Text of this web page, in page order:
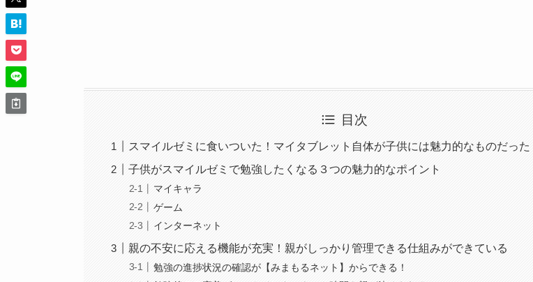
目次
スマイルゼミに食いついた！マイタブレット自体が子供には魅力的なものだった
子供がスマイルゼミで勉強したくなる３つの魅力的なポイント
マイキャラ
ゲーム
インターネット
親の不安に応える機能が充実！親がしっかり管理できる仕組みができている
勉強の進捗状況の確認が【みまもるネット】からできる！